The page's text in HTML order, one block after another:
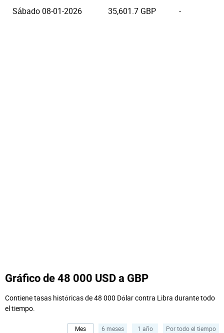
Sábado 08-01-2026 35,601.7 GBP -
Gráfico de 48 000 USD a GBP
Contiene tasas históricas de 48 000 Dólar contra Libra durante todo
el tiempo.
Mes 6 meses 1 año Por todo el tiempo